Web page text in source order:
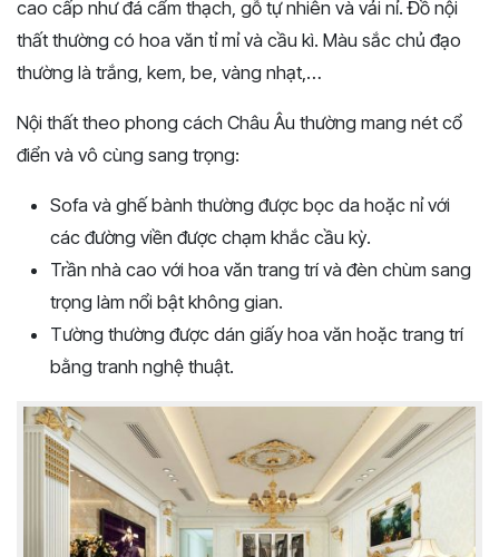
cao cấp như đá cẩm thạch, gỗ tự nhiên và vải nỉ. Đồ nội
thất thường có hoa văn tỉ mỉ và cầu kì. Màu sắc chủ đạo
thường là trắng, kem, be, vàng nhạt,…
Nội thất theo phong cách Châu Âu thường mang nét cổ
điển và vô cùng sang trọng:
Sofa và ghế bành thường được bọc da hoặc nỉ với
các đường viền được chạm khắc cầu kỳ.
Trần nhà cao với hoa văn trang trí và đèn chùm sang
trọng làm nổi bật không gian.
Tường thường được dán giấy hoa văn hoặc trang trí
bằng tranh nghệ thuật.